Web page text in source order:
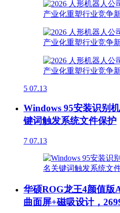
5 07.13
Windows 95安装识别
键词触发系统文件保护
7 07.13
华硕ROG龙王4颜值
曲面屏+磁吸设计，